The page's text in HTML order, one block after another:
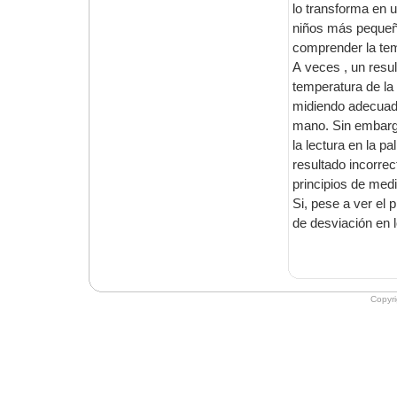
lo transforma en una solución muy
niños más pequeños. Además , el termómetro sin contacto asimismo se usa para
A veces , un
temperatura de la frente le hace
midiendo adecuadamente , realice una medición de
mano. Sin embargo ,
la lectura en la palma de la mano
resultado incorrecto en la medición de la frente sucede debido a a una violación de los
principios de
Si, pese a ver el principio